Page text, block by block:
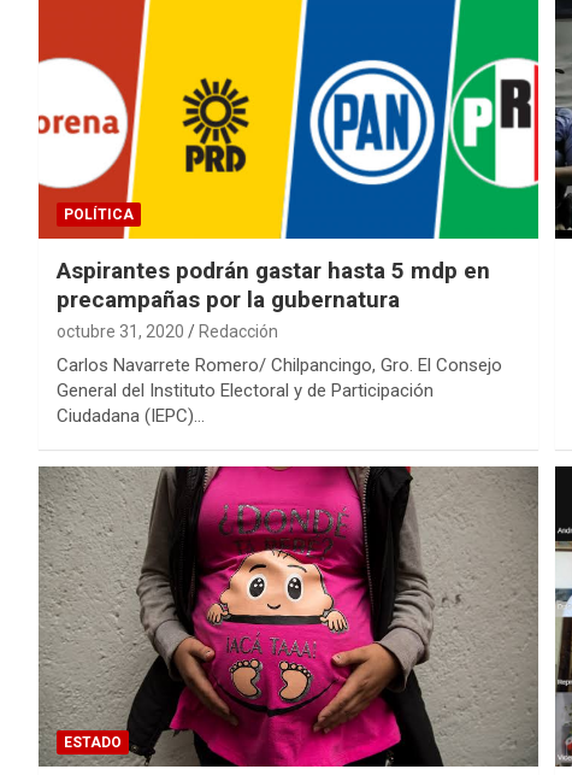
POLÍTICA
Aspirantes podrán gastar hasta 5 mdp en
precampañas por la gubernatura
octubre 31, 2020 Redacción
Carlos Navarrete Romero/ Chilpancingo, Gro. El Consejo
General del Instituto Electoral y de Participación
Ciudadana (IEPC)…
ESTADO